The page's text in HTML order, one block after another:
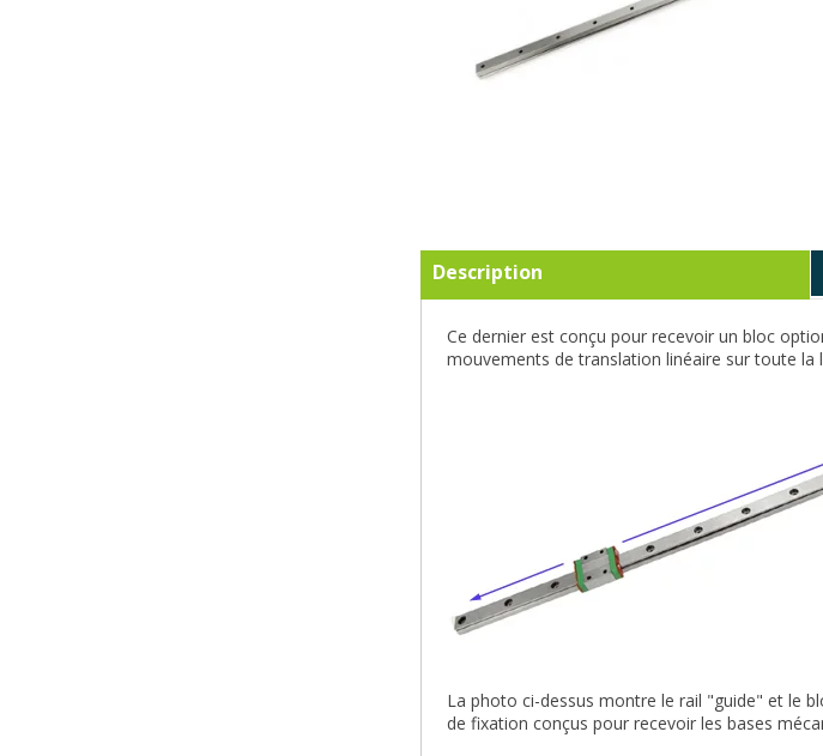
Description
Ce dernier est conçu pour recevoir un bloc
mouvements de translation linéaire sur toute la
La photo ci-dessus montre le rail "guide" et le
de fixation conçus pour recevoir les bases